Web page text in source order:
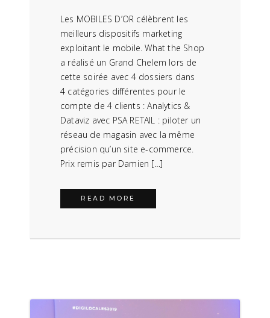
Les MOBILES D’OR célèbrent les
meilleurs dispositifs marketing
exploitant le mobile. What the Shop
a réalisé un Grand Chelem lors de
cette soirée avec 4 dossiers dans
4 catégories différentes pour le
compte de 4 clients : Analytics &
Dataviz avec PSA RETAIL : piloter un
réseau de magasin avec la même
précision qu’un site e-commerce.
Prix remis par Damien […]
READ MORE